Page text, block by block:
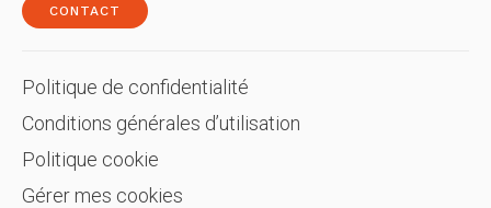
CONTACT
Politique de confidentialité
Conditions générales d’utilisation
Politique cookie
Gérer mes cookies